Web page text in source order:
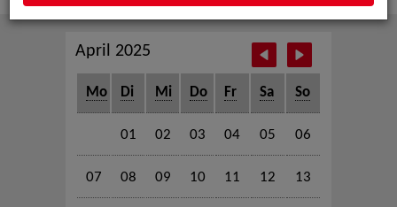
April 2025
Mo Di Mi Do Fr Sa So
01 02 03 04 05 06
07 08 09 10 11 12 13